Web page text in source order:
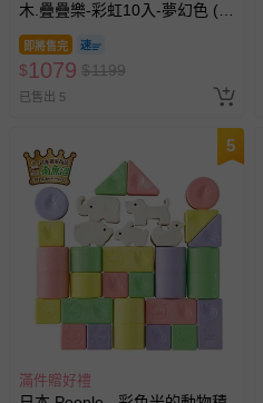
木.疊疊樂-彩虹10入-夢幻色 (有
3色可選)
即將售完
$1079 $1199
已售出 5
5
滿件贈好禮